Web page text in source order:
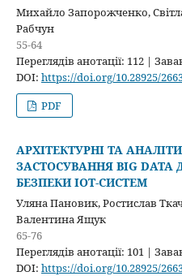
Михайло Запорожченко,
Рабчун
55-64
Переглядів анотації: 112 |
DOI: https://doi.org/10.28925/
PDF
АРХІТЕКТУРНІ ТА
ЗАСТОСУВАННЯ BIG
БЕЗПЕКИ IOT-СИСТЕМ
Уляна Пановик, Ростислав
Валентина Ящук
65-76
Переглядів анотації: 101 |
DOI: https://doi.org/10.28925/